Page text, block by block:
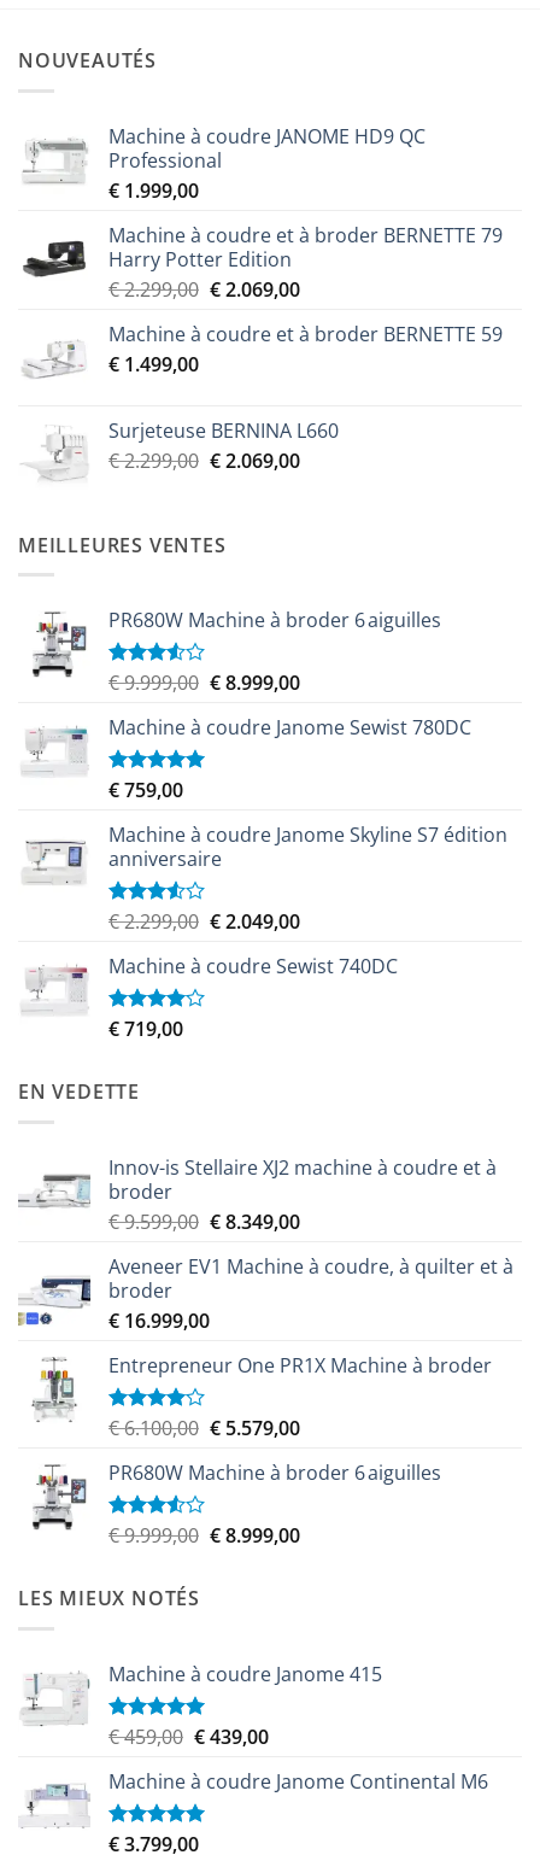
NOUVEAUTÉS
Machine à coudre JANOME HD9 QC
Professional
€ 1.999,00
Machine à coudre et à broder BERNETTE 79
Harry Potter Edition
€2.299,00 Le
initial
€2.069,00Le
actuel
Machine à coudre et à broder BERNETTE 59
€ 1.499,00
Surjeteuse BERNINA L660
€2.299,00 Le
était :
€ 2.299,00.
€2.069,00Le
MEILLEURES VENTES
PR680W Machine à broder 6 aiguilles
Note
5
€9.999,00 Le
initial
€8.999,00Le
actuel
Machine à coudre Janome Sewist 780DC
Note5.00
€759,00
Machine à coudre Janome Skyline S7 édition
anniversaire
Note
5
€2.299,00 Le
initial
€2.049,00Le
actuel
Machine à coudre Sewist 740DC
Note
€719,00
EN VEDETTE
Innov-is Stellaire XJ2 machine à coudre et à
broder
€9.599,00 Le
initial
€ 9.599,00.
€8.349,00Le
actuel
Aveneer EV1 Machine à coudre, à quilter et à
broder
€ 16.999,00
Entrepreneur One PR1X Machine à broder
Note
5
€6.100,00 Le
initial
€ 6.100,00.
€5.579,00Le
actuel
€ 5.579,00.
PR680W Machine à broder 6 aiguilles
Note
€9.999,00 Le
€8.999,00Le
LES MIEUX NOTÉS
Machine à coudre Janome 415
Note5.00
€459,00 Le
initial
était :
€ 459,00.
€439,00Le
actuel
Machine à coudre Janome Continental M6
Note5.00
€3.799,00